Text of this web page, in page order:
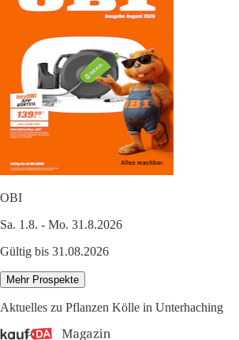
OBI
Sa. 1.8. - Mo. 31.8.2026
Gültig bis 31.08.2026
Mehr Prospekte
Aktuelles zu Pflanzen Kölle in Unterhaching